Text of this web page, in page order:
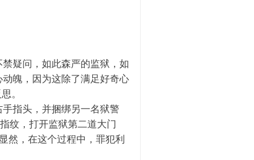
疑问，如此森严的监狱，如
魄，因为这除了满足好奇心
。
指头，并捆绑另一名狱警
，打开监狱第二道大门
然，在这个过程中，罪犯利